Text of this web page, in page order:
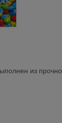
из